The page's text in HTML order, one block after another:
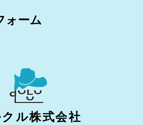
ル株式会社
ォーム